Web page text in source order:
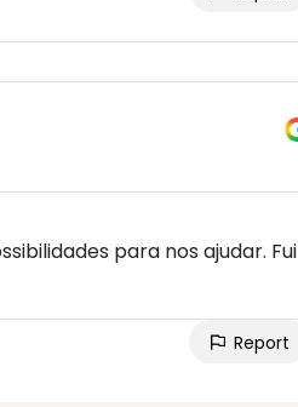
para nos ajudar. Fui
Report